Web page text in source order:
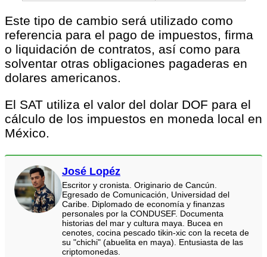
Este tipo de cambio será utilizado como
referencia para el pago de impuestos, firma
o liquidación de contratos, así como para
solventar otras obligaciones pagaderas en
dolares americanos.
El SAT utiliza el valor del dolar DOF para el
cálculo de los impuestos en moneda local en
México.
José Lopéz
Escritor y cronista. Originario de Cancún.
Egresado de Comunicación, Universidad del
Caribe. Diplomado de economía y finanzas
personales por la CONDUSEF. Documenta
historias del mar y cultura maya. Bucea en
cenotes, cocina pescado tikin-xic con la receta de
su "chichi" (abuelita en maya). Entusiasta de las
criptomonedas.